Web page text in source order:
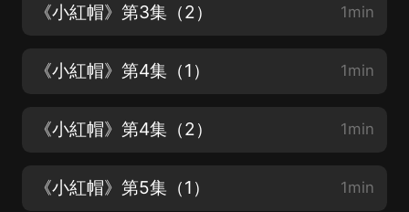
《小紅帽》第3集（2） 1min
《小紅帽》第4集（1） 1min
《小紅帽》第4集（2） 1min
《小紅帽》第5集（1） 1min